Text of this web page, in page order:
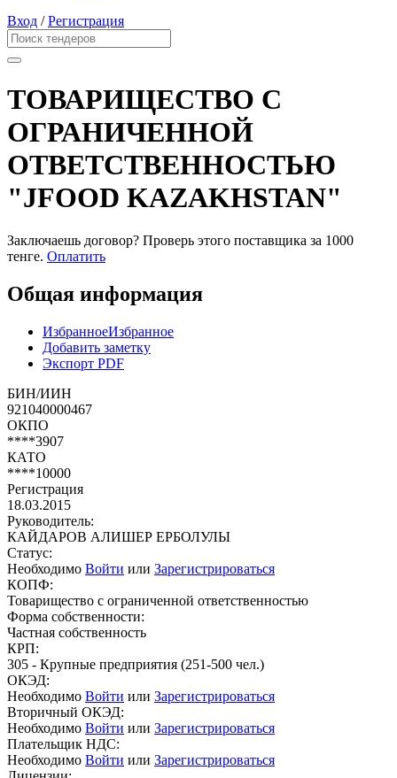
Вход /Регистрация
ТОВАРИЩЕСТВО С
ОГРАНИЧЕННОЙ
ОТВЕТСТВЕННОСТЬЮ
"JFOOD KAZAKHSTAN"
Заключаешь договор? Проверь этого поставщика за 1000
тенге. Оплатить
Общая информация
ИзбранноеИзбранное
Добавить заметку
Экспорт PDF
БИН/ИИН
921040000467
ОКПО
****3907
КАТО
****10000
Регистрация
18.03.2015
Руководитель:
КАЙДАРОВ АЛИШЕР ЕРБОЛУЛЫ
Статус:
Необходимо Войти или Зарегистрироваться
КОПФ:
Товарищество с ограниченной ответственностью
Форма собственности:
Частная собственность
КРП:
305 - Крупные предприятия (251-500 чел.)
ОКЭД:
Необходимо Войти или Зарегистрироваться
Вторичный ОКЭД:
Необходимо Войти или Зарегистрироваться
Плательщик НДС:
Необходимо Войти или Зарегистрироваться